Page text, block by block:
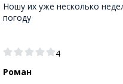
Ношу их уже несколько
погоду
4
Роман